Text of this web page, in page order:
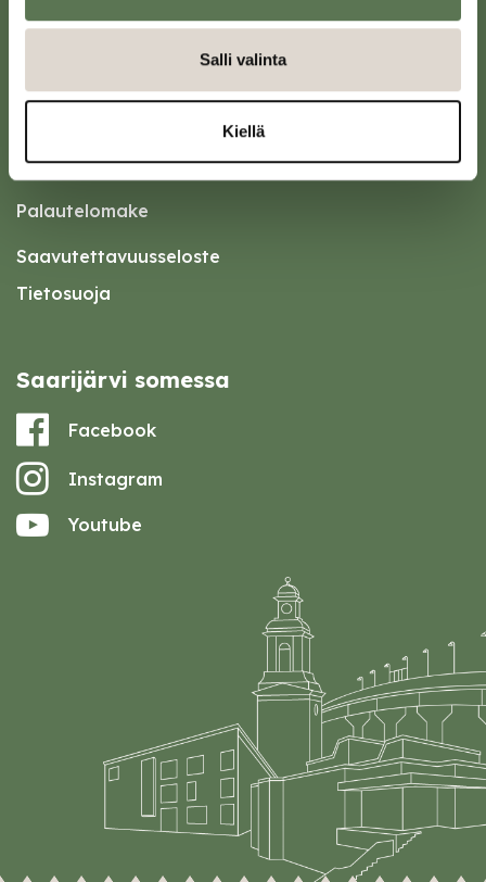
Salli valinta
Kiellä
Kotiin meille Saarijärvelle
Asiointipiste
Esityslistat ja pöytäkirjat
Kuulutukset
Palautelomake
Saavutettavuusseloste
Tietosuoja
Saarijärvi somessa
Facebook
Instagram
Youtube